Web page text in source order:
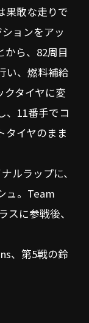
果敢な走りで
ョンをアッ
から、82周目
い、燃料補給
クタイヤに変
、11番手でコ
タイヤのまま
ルラップに、
ュ。Team
スに参戦後、
、第5戦の鈴